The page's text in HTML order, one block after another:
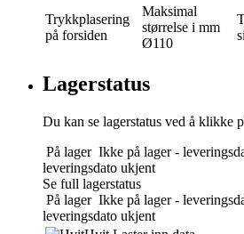
Trykkplasering
på forsiden
Maksimal
størrelse i mm
Ø110
Lagerstatus
Du kan se lagerstatus ved å klikke
På lager Ikke på lager -
leveringsdato ukjent
Se full lagerstatus
På lager Ikke på lager -
leveringsdato ukjent